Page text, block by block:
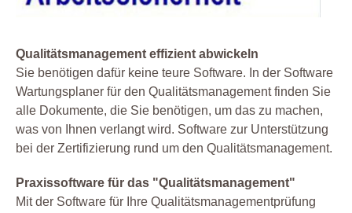
Qualitätsmanagement effizient abwickeln
Sie benötigen dafür keine teure Software. In der Software
Wartungsplaner für den Qualitätsmanagement finden Sie
alle Dokumente, die Sie benötigen, um das zu machen,
was von Ihnen verlangt wird. Software zur Unterstützung
bei der Zertifizierung rund um den Qualitätsmanagement.
Praxissoftware für das "Qualitätsmanagement"
Mit der Software für Ihre Qualitätsmanagementprüfung